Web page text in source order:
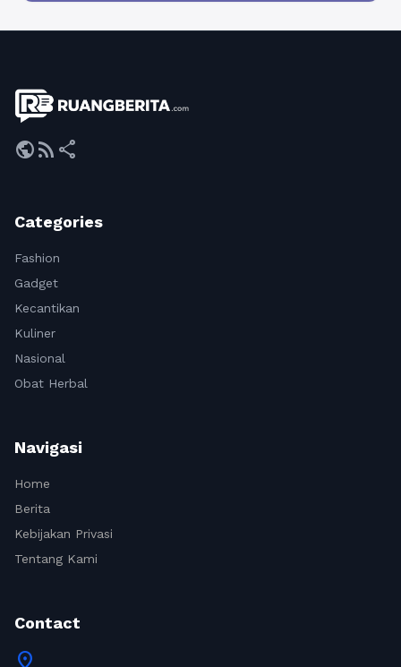
publicrss_feed share
Categories
Fashion
Gadget
Kecantikan
Kuliner
Nasional
Obat Herbal
Navigasi
Home
Berita
Kebijakan Privasi
Tentang Kami
Contact
location_on